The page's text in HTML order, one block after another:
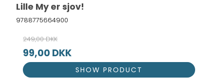
Lille My er sjov!
9788775664900
249,00 DKK
99,00 DKK
SHOW PRODUCT